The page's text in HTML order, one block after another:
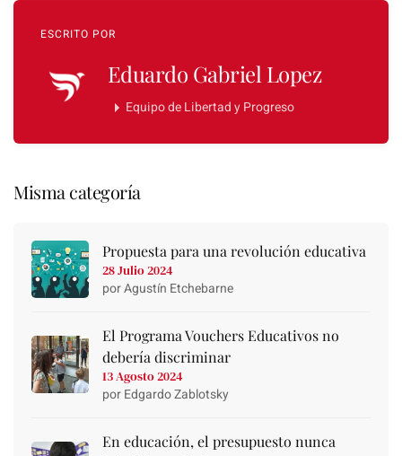
ESCRITO POR
Eduardo Gabriel Lopez
Equipo de Libertad y Progreso
Misma categoría
Propuesta para una revolución educativa
28 Julio 2024
por Agustín Etchebarne
El Programa Vouchers Educativos no
debería discriminar
13 Agosto 2024
por Edgardo Zablotsky
En educación, el presupuesto nunca